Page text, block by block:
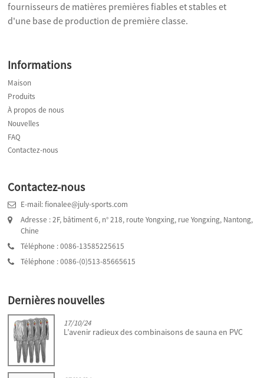
fournisseurs de matières premières fiables et stables et
d'une base de production de première classe.
Informations
Maison
Produits
À propos de nous
Nouvelles
FAQ
Contactez-nous
Contactez-nous
E-mail: fionalee@july-sports.com
Adresse : 2F, bâtiment 6, n° 218, route Yongxing, rue Yongxing, Nantong,
Chine
Téléphone : 0086-13585225615
Téléphone : 0086-(0)513-85665615
Dernières nouvelles
17/10/24
L’avenir radieux des combinaisons de sauna en PVC